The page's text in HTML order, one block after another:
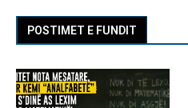
POSTIMET E FUNDIT